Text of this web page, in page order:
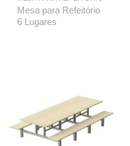
Mesa para Refeitório
6 Lugares